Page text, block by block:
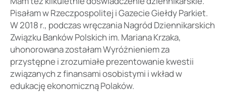
Pisałam w Rzeczpospolitej i Gazecie Giełdy Parkiet.
W 2018 r., podczas wręczania Nagród Dziennikarskich
Związku Banków Polskich im. Mariana Krzaka,
uhonorowana zostałam Wyróżnieniem za
przystępne i zrozumiałe prezentowanie kwestii
związanych z finansami osobistymi i wkład w
edukację ekonomiczną Polaków.